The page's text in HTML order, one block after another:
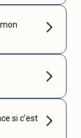
si c’est